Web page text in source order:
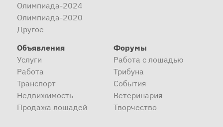
Олимпиада-2024
Олимпиада-2020
Другое
Объявления
Услуги
Работа
Транспорт
Недвижимость
Продажа лошадей
Форумы
Работа с лошадью
Трибуна
События
Ветеринария
Творчество